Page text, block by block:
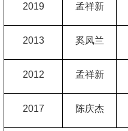
2019 孟祥新
2013 奚凤兰
2012 孟祥新
2017 陈庆杰